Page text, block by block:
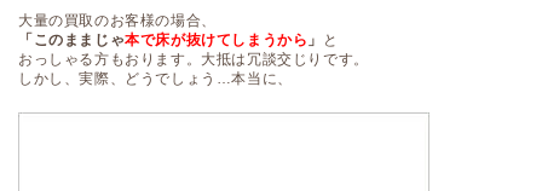
大量の買取のお客様の場合、
「このままじゃ本で床が抜けてしまうから 」
と
おっしゃる方もおります。大抵は冗談交じりです。
しかし、実際、どうでしょう…本当に、